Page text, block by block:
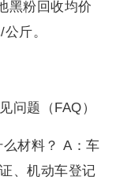
黑粉回收均价
斤。
问题（FAQ）
材料？ A：车
、机动车登记